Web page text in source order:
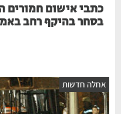
בסחר בהיקף רחב
חדשות